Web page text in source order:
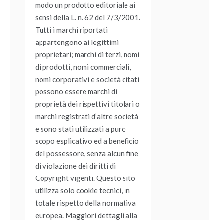
modo un prodotto editoriale ai
sensi della L. n. 62 del 7/3/2001.
Tutti i marchi riportati
appartengono ai legittimi
proprietari; marchi di terzi, nomi
di prodotti, nomi commerciali,
nomi corporativi e società citati
possono essere marchi di
proprietà dei rispettivi titolari o
marchi registrati d’altre società
e sono stati utilizzati a puro
scopo esplicativo ed a beneficio
del possessore, senza alcun fine
di violazione dei diritti di
Copyright vigenti. Questo sito
utilizza solo cookie tecnici, in
totale rispetto della normativa
europea. Maggiori dettagli alla